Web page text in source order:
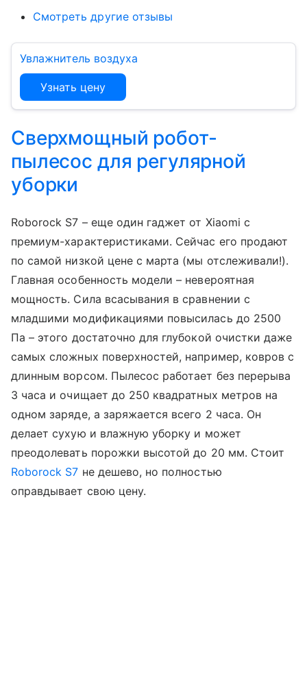
Смотреть другие отзывы
Увлажнитель воздуха
Узнать цену
Сверхмощный робот-
пылесос для регулярной
уборки
Roborock S7 – еще один гаджет от Xiaomi с
премиум-характеристиками. Сейчас его продают
по самой низкой цене с марта (мы отслеживали!).
Главная особенность модели – невероятная
мощность. Сила всасывания в сравнении с
младшими модификациями повысилась до 2500
Па – этого достаточно для глубокой очистки даже
самых сложных поверхностей, например, ковров с
длинным ворсом. Пылесос работает без перерыва
3 часа и очищает до 250 квадратных метров на
одном заряде, а заряжается всего 2 часа. Он
делает сухую и влажную уборку и может
преодолевать порожки высотой до 20 мм. Стоит
Roborock S7 не дешево, но полностью
оправдывает свою цену.